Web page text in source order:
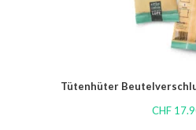
Tütenhüter
CHF